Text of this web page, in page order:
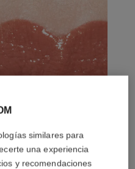
similares para
una experiencia
y recomendaciones